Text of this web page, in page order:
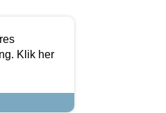
Klik her